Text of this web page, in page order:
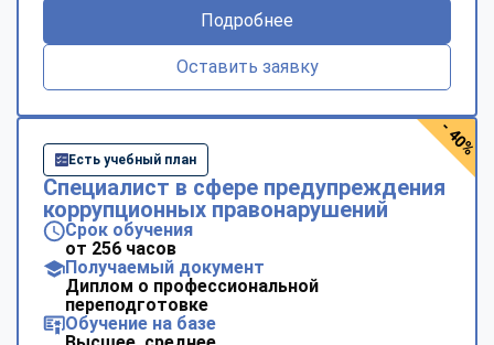
Подробнее
Оставить заявку
Есть учебный план
Специалист в сфере предупреждения
коррупционных правонарушений
Срок обучения
от 256 часов
Получаемый документ
Диплом о профессиональной
переподготовке
Обучение на базе
- 40%